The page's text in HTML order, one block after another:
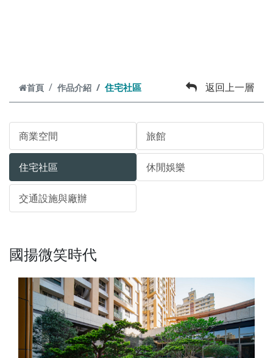
首頁 作品介紹 住宅社區 返回上一層
商業空間 旅館
住宅社區 休閒娛樂
交通設施與廠辦
國揚微笑時代